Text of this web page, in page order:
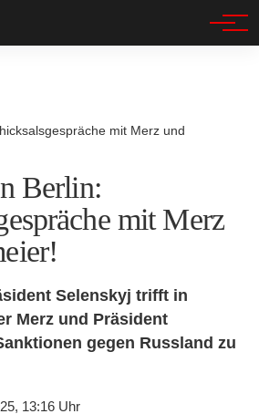
mit Merz und
Berlin:
mit Merz
Selenskyj trifft in
Merz und Präsident
gegen Russland zu
13:16 Uhr